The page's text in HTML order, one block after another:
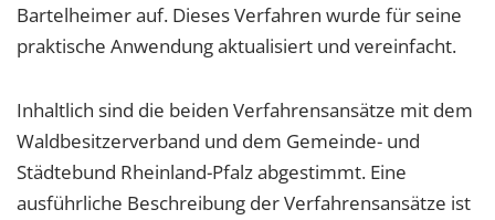
Bartelheimer auf. Dieses Verfahren wurde für seine
praktische Anwendung aktualisiert und vereinfacht.
Inhaltlich sind die beiden Verfahrensansätze mit dem
Waldbesitzerverband und dem Gemeinde- und
Städtebund Rheinland-Pfalz abgestimmt. Eine
ausführliche Beschreibung der Verfahrensansätze ist